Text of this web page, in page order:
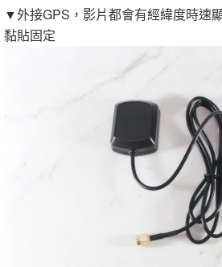
▼外接GPS，影片都會有經緯度時速
黏貼固定